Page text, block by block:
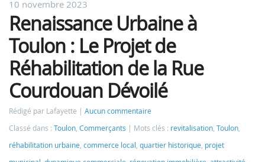
10 novembre 2023
Renaissance Urbaine à
Toulon : Le Projet de
Réhabilitation de la Rue
Courdouan Dévoilé
Rédigé par Lafayette
Aucun commentaire
Classé dans : Toulon, Commerçants Mots clés : revitalisation, Toulon,
réhabilitation urbaine, commerce local , quartier historique, projet